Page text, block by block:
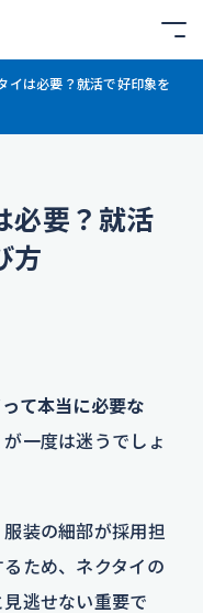
イは必要？就活で好印象を
必要？就活
方
て本当に必要な
一度は迷うでしょ
装の細部が採用担
ため、ネクタイの
逃せない重要で